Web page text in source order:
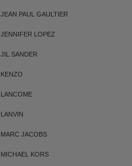
JEAN PAUL GAULTIER
JENNIFER LOPEZ
JIL SANDER
KENZO
LANCOME
LANVIN
MARC JACOBS
MICHAEL KORS